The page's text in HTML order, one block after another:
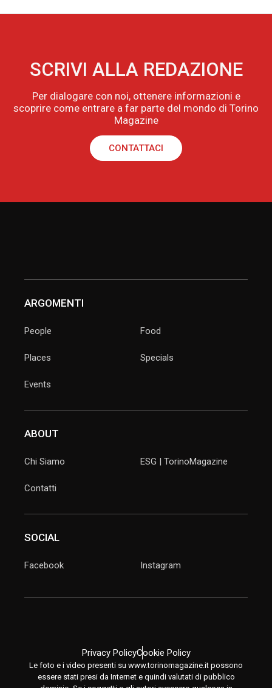
SCRIVI ALLA REDAZIONE
Per dialogare con noi, ottenere informazioni e
scoprire come entrare a far parte del mondo di Torino
Magazine
CONTATTACI
ARGOMENTI
People
Places
Events
Food
Specials
ABOUT
Chi Siamo
Contatti
ESG | TorinoMagazine
SOCIAL
Facebook Instagram
Privacy PolicyCookie Policy
Le foto e i video presenti su www.torinomagazine.it possono
essere stati presi da Internet e quindi valutati di pubblico